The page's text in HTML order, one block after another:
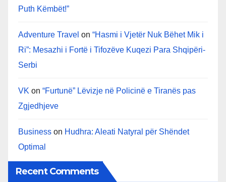
Puth Këmbët!”
Adventure Travel on “Hasmi i Vjetër Nuk Bëhet Mik i
Ri”: Mesazhi i Fortë i Tifozëve Kuqezi Para Shqipëri-
Serbi
VK on “Furtunë” Lëvizje në Policinë e Tiranës pas
Zgjedhjeve
Business on Hudhra: Aleati Natyral për Shëndet
Optimal
Recent Comments